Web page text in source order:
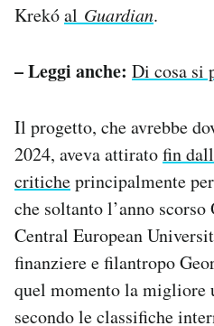
Krekóal Guardian.
– Leggi anche: Di cosa si
Il progetto, che avrebbe
2024, aveva attiratofin
criticheprincipalmente
che soltanto l’anno
Central European
finanziere e filantropo
quel momento la migliore
secondo le classifiche